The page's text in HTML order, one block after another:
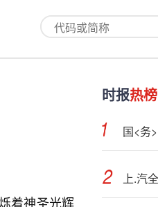
着神圣光辉
时报热榜